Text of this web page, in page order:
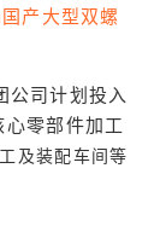
产大型双螺
公司计划投入
零部件加工
及装配车间等